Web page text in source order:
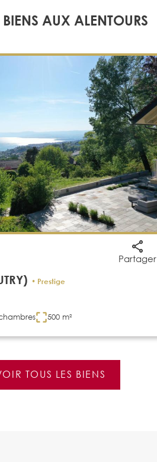
BIENS AUX ALENTOURS
Partager
• Prestige
500 m²
TOUS LES BIENS